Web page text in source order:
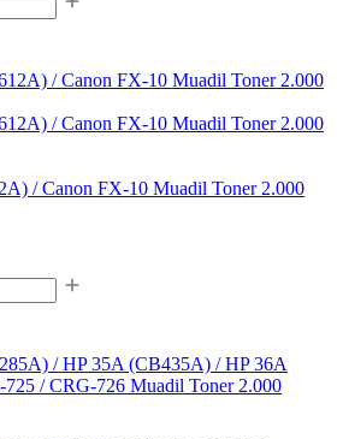
/ Canon FX-10 Muadil Toner 2.000